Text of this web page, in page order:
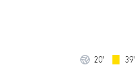
20' 39'